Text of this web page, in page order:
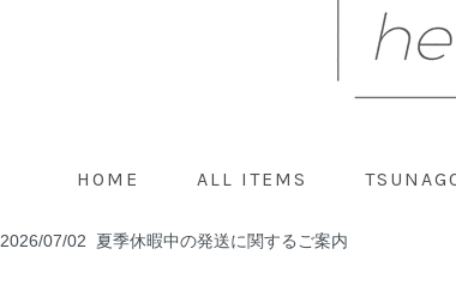
HOME ALL ITEMS
2026/07/02 夏季休暇中の発送に関するご案内